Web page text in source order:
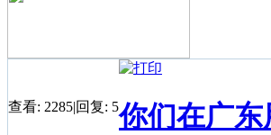
查看: 2285|回复: 5你们在广东